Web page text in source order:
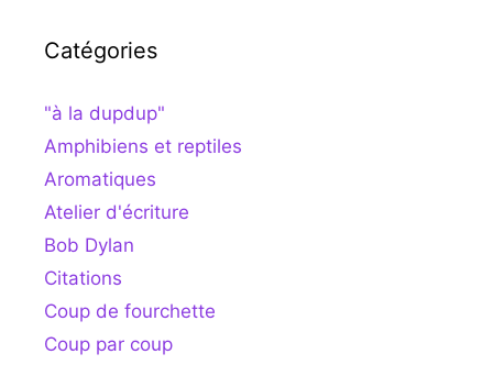
Catégories
"à la dupdup"
Amphibiens et reptiles
Aromatiques
Atelier d'écriture
Bob Dylan
Citations
Coup de fourchette
Coup par coup